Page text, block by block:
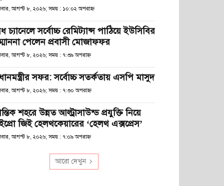
আগস্ট ৮, ২০২৬; সময় : ১০:০২ অপরাহ্ণ
চ্যানেলে সর্বোচ্চ রেমিট্যান্স পাঠিয়ে ইউসিবির
পেলেন প্রবাসী মোজাফফর
আগস্ট ৮, ২০২৬; সময় : ৭:৩৯ অপরাহ্ণ
সফর: সর্বোচ্চ সতর্কতায় এসপি মাসুদ
আগস্ট ৮, ২০২৬; সময় : ৭:৩০ অপরাহ্ণ
শহরে উন্নত আল্ট্রাসাউন্ড প্রযুক্তি নিয়ে
জিই হেলথকেয়ারের ‘হেলথ এক্সপ্রেস’
আগস্ট ৮, ২০২৬; সময় : ৭:০৯ অপরাহ্ণ
আরো দেখুন